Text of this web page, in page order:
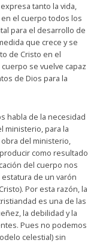
tanto la vida,
el cuerpo todos los
para el desarrollo de
que crece y se
de Cristo en el
se vuelve capaz
de Dios para la
habla de la necesidad
ministerio, para la
del ministerio,
como resultado
del cuerpo nos
estatura de un varón
Por esta razón, la
es una de las
la debilidad y la
Pues no podemos
celestial) sin